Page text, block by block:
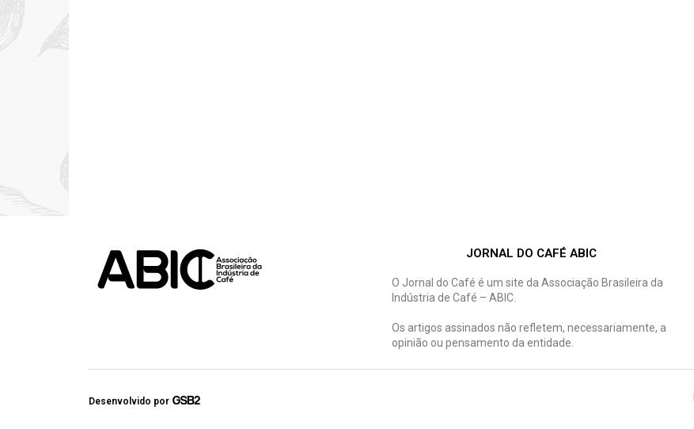
JORNAL DO CAFÉ ABIC
O Jornal do Café é um site da Associação Brasileira da
Indústria de Café – ABIC.
Os artigos assinados não refletem, necessariamente, a
opinião ou pensamento da entidade.
Desenvolvido por